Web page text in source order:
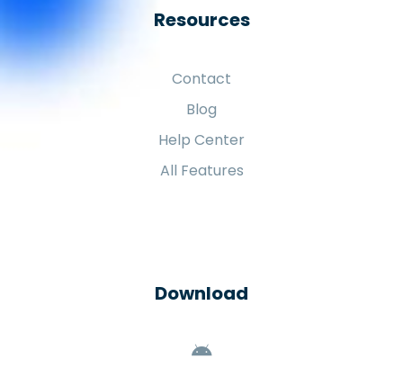
Resources
Contact
Blog
Help Center
All Features
Download